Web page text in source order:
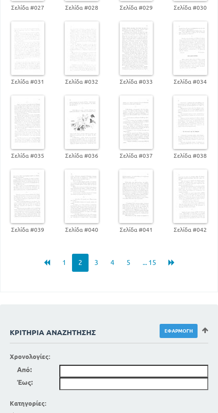
Σελίδα #027 Σελίδα #028 Σελίδα #029 Σελίδα #030
Σελίδα #031 Σελίδα #032 Σελίδα #033 Σελίδα #034
Σελίδα #035 Σελίδα #036 Σελίδα #037 Σελίδα #038
Σελίδα #039 Σελίδα #040 Σελίδα #041 Σελίδα #042
1 2 3 4 5 ... 15
ΚΡΙΤΉΡΙΑ ΑΝΑΖΉΤΗΣΗΣ
Χρονολογίες:
Από:
Έως:
Κατηγορίες: